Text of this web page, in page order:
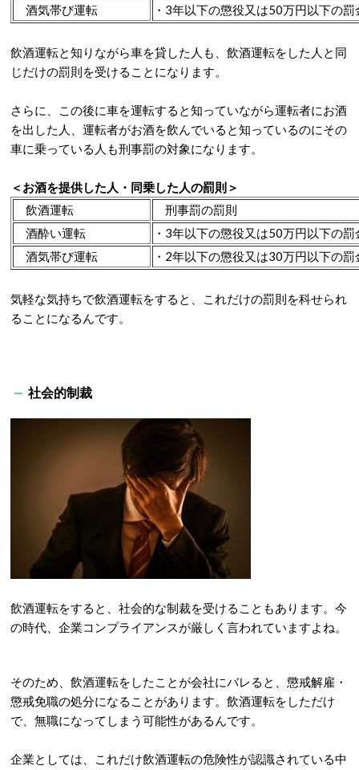
酒気帯び運転
・3年以下の懲役又は50万円以下の罰
飲酒運転と知りながら車を貸した人も、飲酒運転をした人と同
じだけの罰則を受けることになります。
さらに、この後に車を運転すると知っていながら運転者にお酒
を出した人、運転者がお酒を飲んでいると知っているのにその
車に乗っている人も刑事罰の対象になります。
＜お酒を提供した人・同乗した人の罰則＞
飲酒運転
刑事罰の罰則
酒酔い運転
・ 3年以下の懲役又は50万円以下の罰
酒気帯び運転
・ 2年以下の懲役又は30万円以下の罰
気軽な気持ちで飲酒運転をすると、これだけの罰則を科せられ
ることになるんです。
社会的制裁
飲酒運転をすると、社会的な制裁を受けることもあります。今
の時代、企業コンプライアンスが厳しく言われていますよね。
そのため、飲酒運転をしたことが会社にバレると、懲戒解雇・
懲戒免職の処分になることがあります。飲酒運転をしただけ
で、無職になってしまう可能性があるんです。
企業としては、これだけ飲酒運転の危険性が認識されている中